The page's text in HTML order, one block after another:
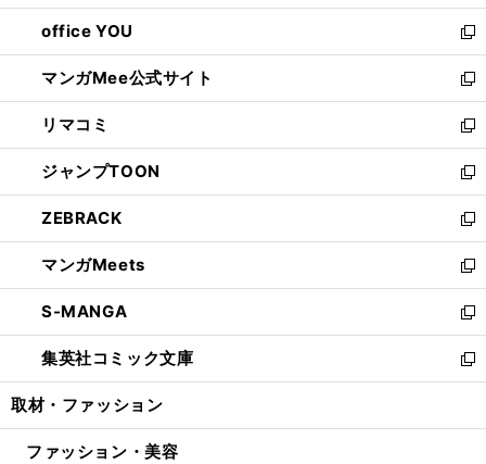
開
く
ウ
で
開
く
ウ
ィ
ン
ド
ウ
で
開
く
し
い
ウ
ィ
ン
ド
ウ
で
開
く
office YOU
新
し
い
ウ
ィ
ン
ド
ウ
で
開
く
マンガMee公式サイト
新
し
い
ウ
ィ
ン
ド
ウ
で
開
く
リマコミ
新
し
い
ウ
ィ
ン
ド
ウ
で
開
く
ジャンプTOON
新
し
い
ウ
ィ
ン
ド
ウ
で
開
ZEBRACK
新
し
い
ウ
ィ
ン
ド
ウ
開
マンガMeets
新
し
い
ウ
ィ
ン
ウ
S-MANGA
新
し
い
ウ
ン
集英社コミック文庫
新
し
ウ
取材・ファッション
ファッション・美容